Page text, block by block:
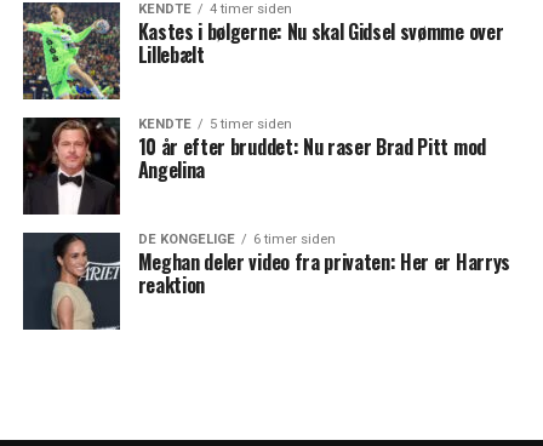
KENDTE 4 timer siden
Kastes i bølgerne: Nu skal Gidsel svømme over
Lillebælt
KENDTE 5 timer siden
10 år efter bruddet: Nu raser Brad Pitt mod
Angelina
DE KONGELIGE 6 timer siden
Meghan deler video fra privaten: Her er Harrys
reaktion